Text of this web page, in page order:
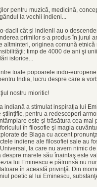
pentru muzică, medicină,
la vechii indieni...
dacii cât şi indienii au o
primilor s-a produs în jurul
altminteri, originea comună
timp de 4000 de ani şi
istorice...
toate popoarele indo-
India, lucru despre care a
nostru mioritic!
indiană a stimulat inspiraţia lui
ştiinţific, pentru a redescoperi
este şi trăsătura cea mai
în filosofie şi magia
de Blaga cu accent
indiene ale filosofiei sale au
la care nu avem nimic
despre marele său înaintaş este
lui Eminescu e pătrunsă nu
în această privinţă. Din
poetic al lui Eminescu,